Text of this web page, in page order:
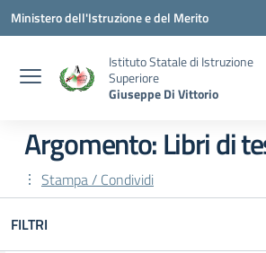
Vai ai contenuti
Vai al menu di navigazione
Vai al footer
Ministero dell'Istruzione e del Merito
Istituto Statale di Istruzione
Superiore
Giuseppe Di Vittorio
Argomento: Libri di
Stampa / Condividi
FILTRI